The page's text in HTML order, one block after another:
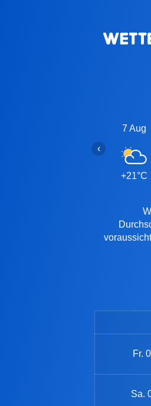
7 Aug
+21°C
‹
Fr.
Sa.